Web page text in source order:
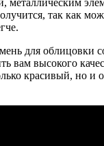
так как
для облицовки
вам высокого
красивый, но